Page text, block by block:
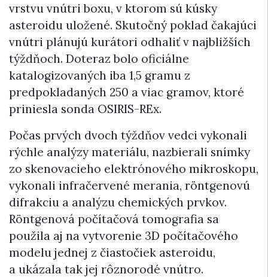
vrstvu vnútri boxu, v ktorom sú kúsky
asteroidu uložené. Skutočný poklad čakajúci
vnútri plánujú kurátori odhaliť v najbližších
týždňoch. Doteraz bolo oficiálne
katalogizovaných iba 1,5 gramu z
predpokladaných 250 a viac gramov, ktoré
priniesla sonda OSIRIS-REx.
Počas prvých dvoch týždňov vedci vykonali
rýchle analýzy materiálu, nazbierali snímky
zo skenovacieho elektrónového mikroskopu,
vykonali infračervené merania, röntgenovú
difrakciu a analýzu chemických prvkov.
Röntgenová počítačová tomografia sa
použila aj na vytvorenie 3D počítačového
modelu jednej z čiastočiek asteroidu,
a ukázala tak jej rôznorodé vnútro.